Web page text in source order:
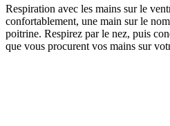
Respiration avec les mains sur le
confortablement, une main sur le
poitrine. Respirez par le nez, puis
que vous procurent vos mains sur